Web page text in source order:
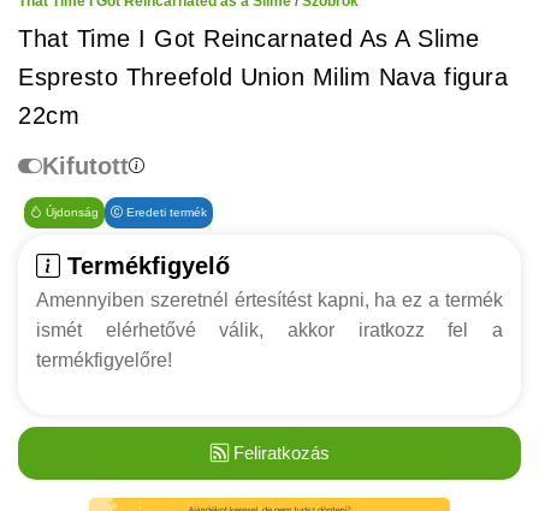
That Time I Got Reincarnated As A Slime
Espresto Threefold Union Milim Nava figura
22cm
Kifutott
Újdonság Eredeti termék
Termékfigyelő
Amennyiben szeretnél értesítést kapni, ha ez a termék
ismét elérhetővé válik, akkor iratkozz fel a
termékfigyelőre!
Feliratkozás